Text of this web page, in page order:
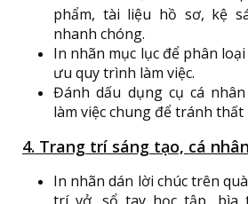
phẩm, tài liệu hồ sơ, kệ
nhanh chóng.
In nhãn mục lục để phân
ưu quy trình làm việc.
Đánh dấu dụng cụ cá
làm việc chung để tránh thất
4. Trang trí sáng tạo, cá
In nhãn dán lời chúc trên